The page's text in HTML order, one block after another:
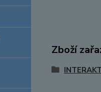
Zboží